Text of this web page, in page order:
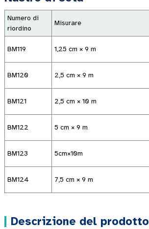
Numero di
riordino
Misurare
BM119 1,25 cm × 9 m
BM120 2,5 cm × 9 m
BM121 2,5 cm × 10 m
BM122 5 cm × 9 m
BM123 5cm×10m
BM124 7,5 cm × 9 m
Descrizione del prodotto